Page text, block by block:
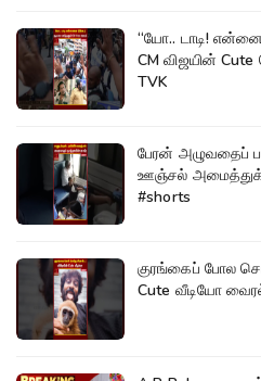
“யோ.. டாடி!
CM விஜயின் Cute செயல் | John
TVK
பேரன் அழுவதைப்
ஊஞ்சல்
#shorts
குரங்கைப் போல
Cute வீடியோ